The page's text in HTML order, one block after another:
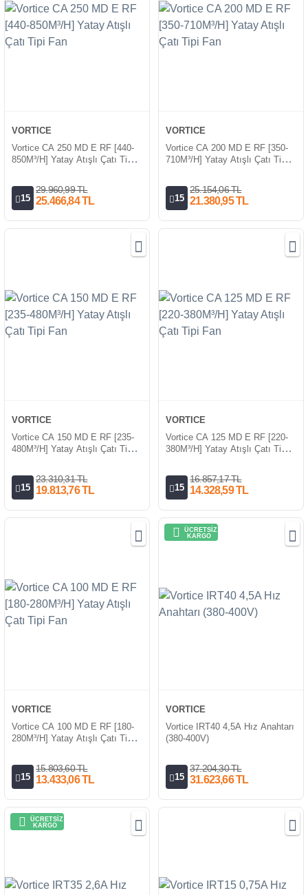
VORTICE
Vortice CA 250 MD E RF [440-
850M³/H] Yatay Atışlı Çatı Tipi
15
29.960,99 TL
25.466,84 TL
VORTICE
Vortice CA 200 MD E RF [350-
710M³/H] Yatay Atışlı Çatı Tipi
15
25.154,06 TL
21.380,95 TL
VORTICE
Vortice CA 150 MD E RF [235-
480M³/H] Yatay Atışlı Çatı Tipi
15
23.310,31 TL
19.813,76 TL
VORTICE
Vortice CA 125 MD E RF [220-
380M³/H] Yatay Atışlı Çatı Tipi
15
16.857,17 TL
14.328,59 TL
VORTICE
Vortice CA 100 MD E RF [180-
280M³/H] Yatay Atışlı Çatı Tipi
15
15.803,60 TL
13.433,06 TL
ÜCRETSİZ
KARGO
VORTICE
Vortice IRT40 4,5A Hız Anahtarı
(380-400V)
15
37.204,30 TL
31.623,66 TL
ÜCRETSİZ
KARGO